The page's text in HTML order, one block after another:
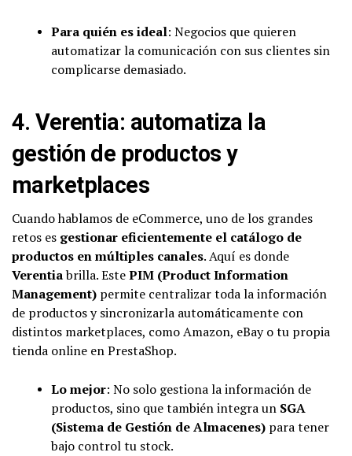
Para quién es ideal: Negocios que quieren
automatizar la comunicación con sus clientes sin
complicarse demasiado.
4.Verentia: automatiza la
gestión de productos y
marketplaces
Cuando hablamos de eCommerce, uno de los grandes
retos es gestionar eficientemente el catálogo de
productos en múltiples canales. Aquí es donde
Verentiabrilla. EstePIM (Product Information
Management) permite centralizar toda la información
de productos y sincronizarla automáticamente con
distintos marketplaces, como Amazon, eBay o tu propia
tienda online en PrestaShop.
Lo mejor: No solo gestiona la información de
productos, sino que también integra un SGA
(Sistema de Gestión de Almacenes) para tener
bajo control tu stock.